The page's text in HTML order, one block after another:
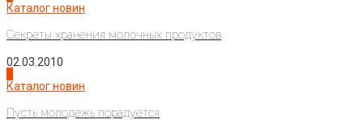
Каталог новин
Секреты хранения молочных продуктов
02.03.2010
Каталог новин
Пусть молодежь порадуется